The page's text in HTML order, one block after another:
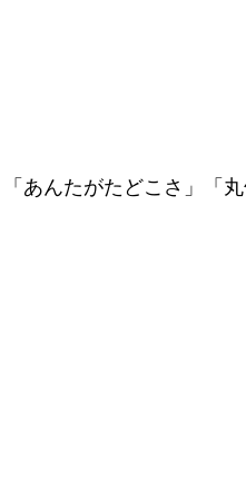
あんたがたどこさ」「